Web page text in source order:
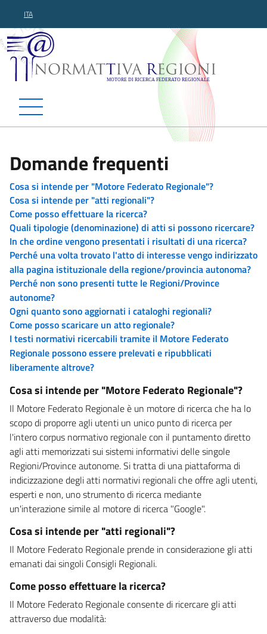
ITA
Normattiva Regioni -
Domande frequenti
Cosa si intende per "Motore Federato Regionale"?
Cosa si intende per "atti regionali"?
Come posso effettuare la ricerca?
Quali tipologie (denominazione) di atti si possono ricercare?
In che ordine vengono presentati i risultati di una ricerca?
Perché una volta trovato l'atto di interesse vengo indirizzato
alla pagina istituzionale della regione/provincia autonoma?
Perché non sono presenti tutte le Regioni/Province
autonome?
Ogni quanto sono aggiornati i cataloghi regionali?
Come posso scaricare un atto regionale?
I testi normativi ricercabili tramite il Motore Federato
Regionale possono essere prelevati e ripubblicati
liberamente altrove?
Cosa si intende per "Motore Federato Regionale"?
Il Motore Federato Regionale è un motore di ricerca che ha lo
scopo di proporre agli utenti un unico punto di ricerca per
l'intero corpus normativo regionale con il puntamento diretto
agli atti memorizzati sui sistemi informativi delle singole
Regioni/Province autonome. Si tratta di una piattaforma di
indicizzazione degli atti normativi regionali che offre agli utenti,
esperti e non, uno strumento di ricerca mediante
un'interazione simile al motore di ricerca "Google".
Cosa si intende per "atti regionali"?
Il Motore Federato Regionale prende in considerazione gli atti
emanati dai singoli Consigli Regionali.
Come posso effettuare la ricerca?
Il Motore Federato Regionale consente di ricercare gli atti
attraverso due modalità: